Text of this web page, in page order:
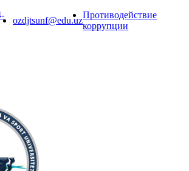
ozdjtsunf@edu.uz
Противодействие
коррупции